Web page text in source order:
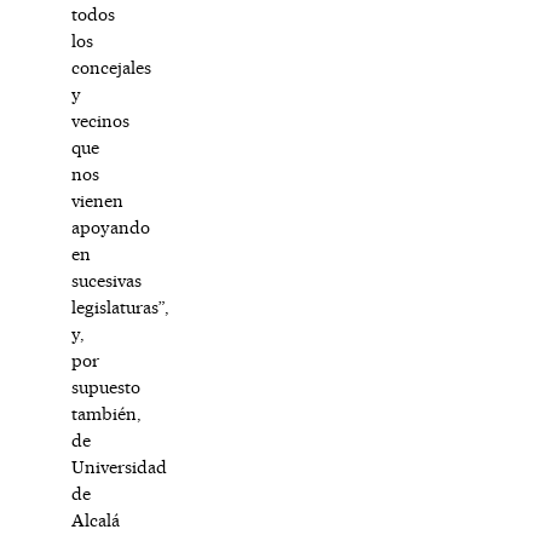
todos
los
concejales
y
vecinos
que
nos
vienen
apoyando
en
sucesivas
legislaturas”,
y,
por
supuesto
también,
de
Universidad
de
Alcalá